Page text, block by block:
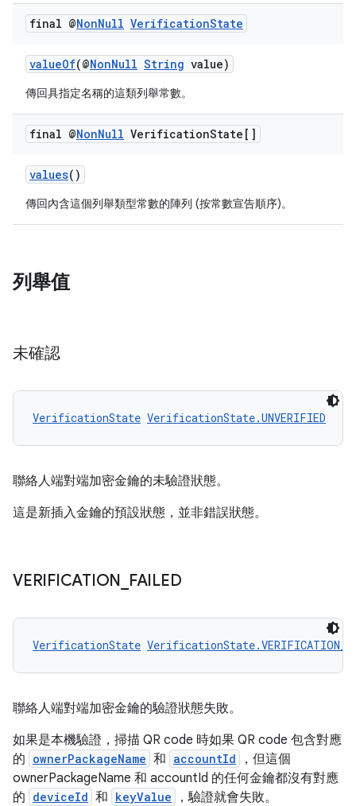
final @NonNull VerificationState
valueOf(@NonNull String value)
傳回具指定名稱的這類列舉常數。
final @NonNull VerificationState[]
values()
傳回內含這個列舉類型常數的陣列 (按常數宣告順序)。
列舉值
未確認
VerificationState VerificationState.UNVERIFIED
聯絡人端對端加密金鑰的未驗證狀態。
這是新插入金鑰的預設狀態，並非錯誤狀態。
VERIFICATION FAILED
VerificationState
聯絡人端對端加密金鑰的驗證狀態失敗。
如果是本機驗證，掃描 QR code 時如果 QR code 包含對應
的 ownerPackageName 和 accountId
，但這個
ownerPackageName 和 accountId 的任何金鑰都沒有對應
的 deviceId 和 keyValue ，驗證就會失敗。